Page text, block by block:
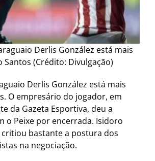
Derlis González está mais
Santos (Crédito: Divulgação)
Derlis González está mais
O empresário do jogador, em
da Gazeta Esportiva, deu a
o Peixe por encerrada. Isidoro
critiou bastante a postura dos
na negociação.